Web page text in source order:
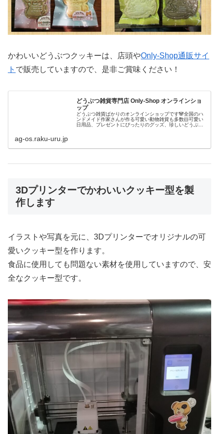
かわいいどうぶつクッキーは、店頭やOnly-Shop通販サイ
ト で販売していますので、是非ご賞味ください！
どうぶつ雑貨専門店 Only-Shop オンラインショ
ップ
どうぶつ雑貨ばかりのオンラインショップです🐼全国のハ
ンドメイド作家さんが作る可愛い動物雑貨も多数🐹可愛い
日用品、プレゼントにぴったりのグッズ、珍しいどうぶつ
ag-os.raku-uru.jp
3Dプリンターでかわいいクッキー型を製
作します
イラストや写真を元に、3Dプリンターでオリジナルの可
愛いクッキー型を作ります。
食品に使用しても問題ない素材を使用していますので、安
全なクッキー型です。